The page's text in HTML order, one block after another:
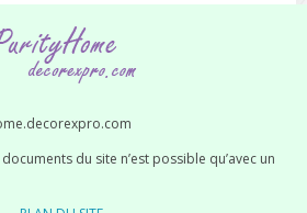
du site n’est possible qu’avec un